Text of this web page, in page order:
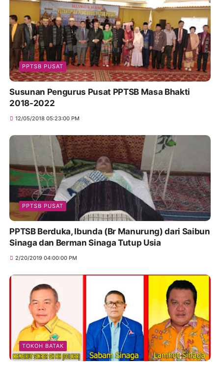
PPTSB PUSAT
Susunan Pengurus Pusat PPTSB Masa Bhakti
2018-2022
12/05/2018 05:23:00 PM
PPTSB PUSAT
PPTSB Berduka, Ibunda (Br Manurung) dari Saibun
Sinaga dan Berman Sinaga Tutup Usia
2/20/2019 04:00:00 PM
TOKOH BATAK